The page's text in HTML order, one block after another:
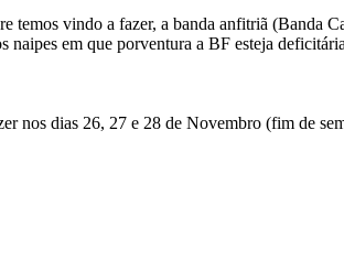
vindo a fazer, a banda anfitriã (Banda
naipes em que porventura a BF esteja
nos dias 26, 27 e 28 de Novembro (fim de